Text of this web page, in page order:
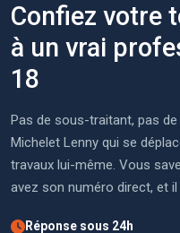
Confiez votre
à un vrai
18
Pas de sous-traitant, pas
Michelet Lenny qui se
travaux lui-même. Vous
avez son numéro direct, et il
Réponse sous 24h